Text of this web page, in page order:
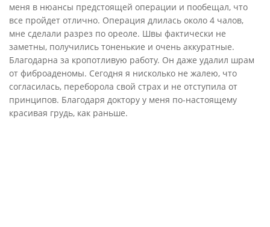
меня в нюансы предстоящей операции и пообещал, что
все пройдет отлично. Операция длилась около 4 чалов,
мне сделали разрез по ореоле. Швы фактически не
заметны, получились тоненькие и очень аккуратные.
Благодарна за кропотливую работу. Он даже удалил шрам
от фиброаденомы. Сегодня я нисколько не жалею, что
согласилась, переборола свой страх и не отступила от
принципов. Благодаря доктору у меня по-настоящему
красивая грудь, как раньше.